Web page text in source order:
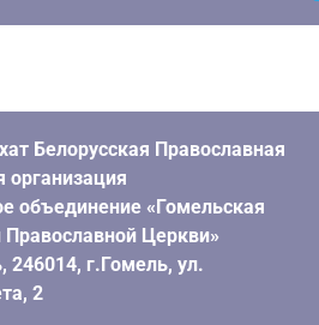
Белорусская Православная
организация
объединение «Гомельская
Православной Церкви»
246014, г.Гомель, ул.
2